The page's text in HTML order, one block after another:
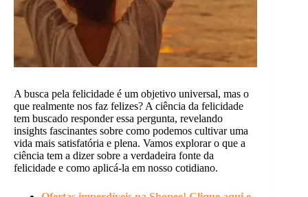
A busca pela felicidade é um objetivo universal, mas o
que realmente nos faz felizes? A ciência da felicidade
tem buscado responder essa pergunta, revelando
insights fascinantes sobre como podemos cultivar uma
vida mais satisfatória e plena. Vamos explorar o que a
ciência tem a dizer sobre a verdadeira fonte da
felicidade e como aplicá-la em nosso cotidiano.